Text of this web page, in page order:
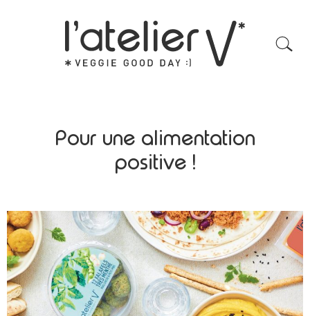
Pour une alimentation
positive !